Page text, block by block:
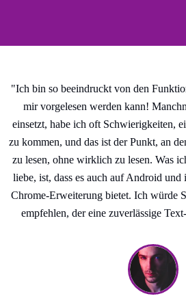
"Ich bin so beeindruckt von den
mir vorgelesen werden kann!
einsetzt, habe ich oft Schwierigkeiten,
zu kommen, und das ist der Punkt, an
zu lesen, ohne wirklich zu lesen. Was
liebe, ist, dass es auch auf Android
Chrome-Erweiterung bietet. Ich würde
empfehlen, der eine zuverlässige